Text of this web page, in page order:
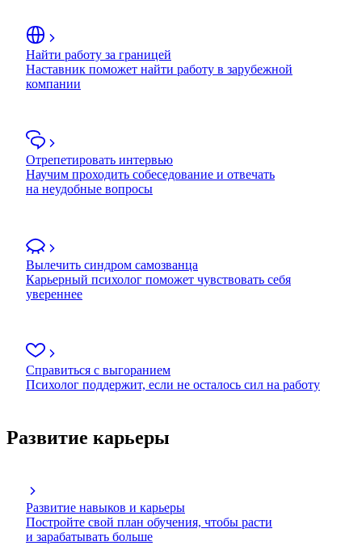
Найти работу за границей
Наставник поможет найти работу в зарубежной
компании
Отрепетировать интервью
Научим проходить собеседование и отвечать
на неудобные вопросы
Вылечить синдром самозванца
Карьерный психолог поможет чувствовать себя
увереннее
Справиться с выгоранием
Психолог поддержит, если не осталось сил на работу
Развитие карьеры
Развитие навыков и карьеры
Постройте свой план обучения, чтобы расти
и зарабатывать больше